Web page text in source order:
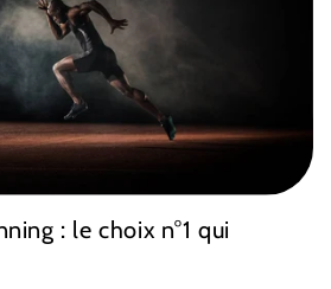
: le choix n°1 qui